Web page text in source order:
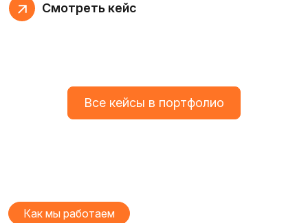
Смотреть кейс
Все кейсы в портфолио
Как мы работаем